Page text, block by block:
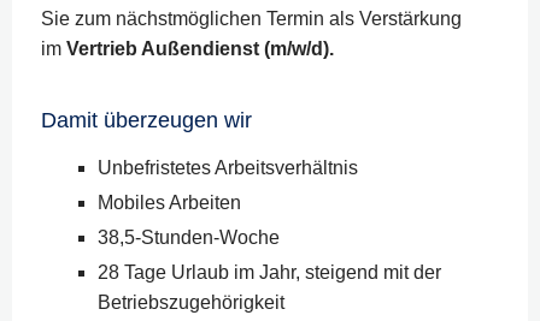
Sie zum nächstmöglichen Termin als Verstärkung
im Vertrieb Außendienst (m/w/d).
Damit überzeugen wir
Unbefristetes Arbeitsverhältnis
Mobiles Arbeiten
38,5-Stunden-Woche
28 Tage Urlaub im Jahr, steigend mit der
Betriebszugehörigkeit